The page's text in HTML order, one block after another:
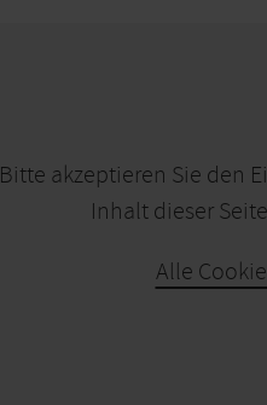
Bitte akzeptieren Sie den
Inhalt dieser
Alle